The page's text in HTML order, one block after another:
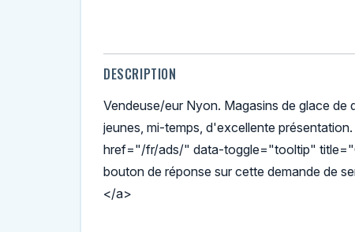
DESCRIPTION
Vendeuse/eur Nyon. Magasins de glace de
jeunes, mi-temps, d'excellente
href="/fr/ads/" data-toggle="tooltip"
bouton de réponse sur cette demande de
</a>